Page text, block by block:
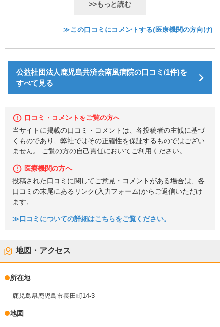
>>もっと読む
≫この口コミにコメントする(医療機関の方向け)
公益社団法人鹿児島共済会南風病院の口コミ(1件)を
すべて見る
口コミ・コメントをご覧の方へ
当サイトに掲載の口コミ・コメントは、各投稿者の主観に基づ
くものであり、弊社ではその正確性を保証するものではござい
ません。 ご覧の方の自己責任においてご利用ください。
医療機関の方へ
投稿された口コミに関してご意見・コメントがある場合は、各
口コミの末尾にあるリンク(入力フォーム)からご返信いただけ
ます。
≫口コミについての詳細はこちらをご覧ください。
地図・アクセス
所在地
鹿児島県鹿児島市長田町14-3
地図